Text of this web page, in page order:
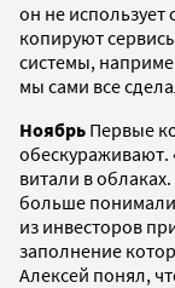
он не использует
копируют
системы,
мы сами все
Ноябрь Первые
витали в
больше
из инвесторов
заполнение
Алексей понял,